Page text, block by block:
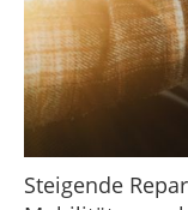
Steigende